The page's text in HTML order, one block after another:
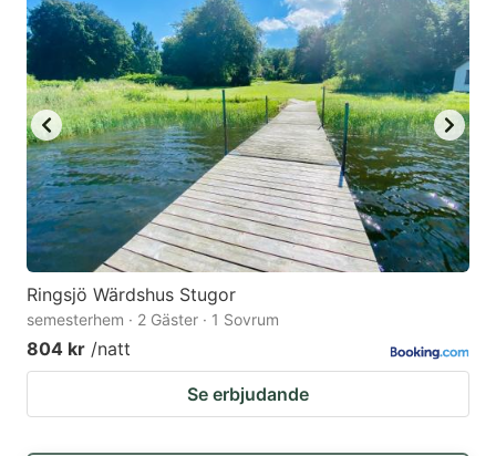
Ringsjö Wärdshus Stugor
semesterhem · 2 Gäster · 1 Sovrum
804 kr /natt
Se erbjudande